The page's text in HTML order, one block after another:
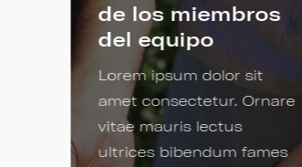
de los miembros
del equipo
Lorem ipsum dolor sit
amet consectetur. Ornare
vitae mauris lectus
ultrices bibendum fames